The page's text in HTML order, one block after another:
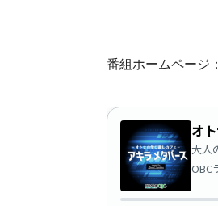
番組ホームページ：